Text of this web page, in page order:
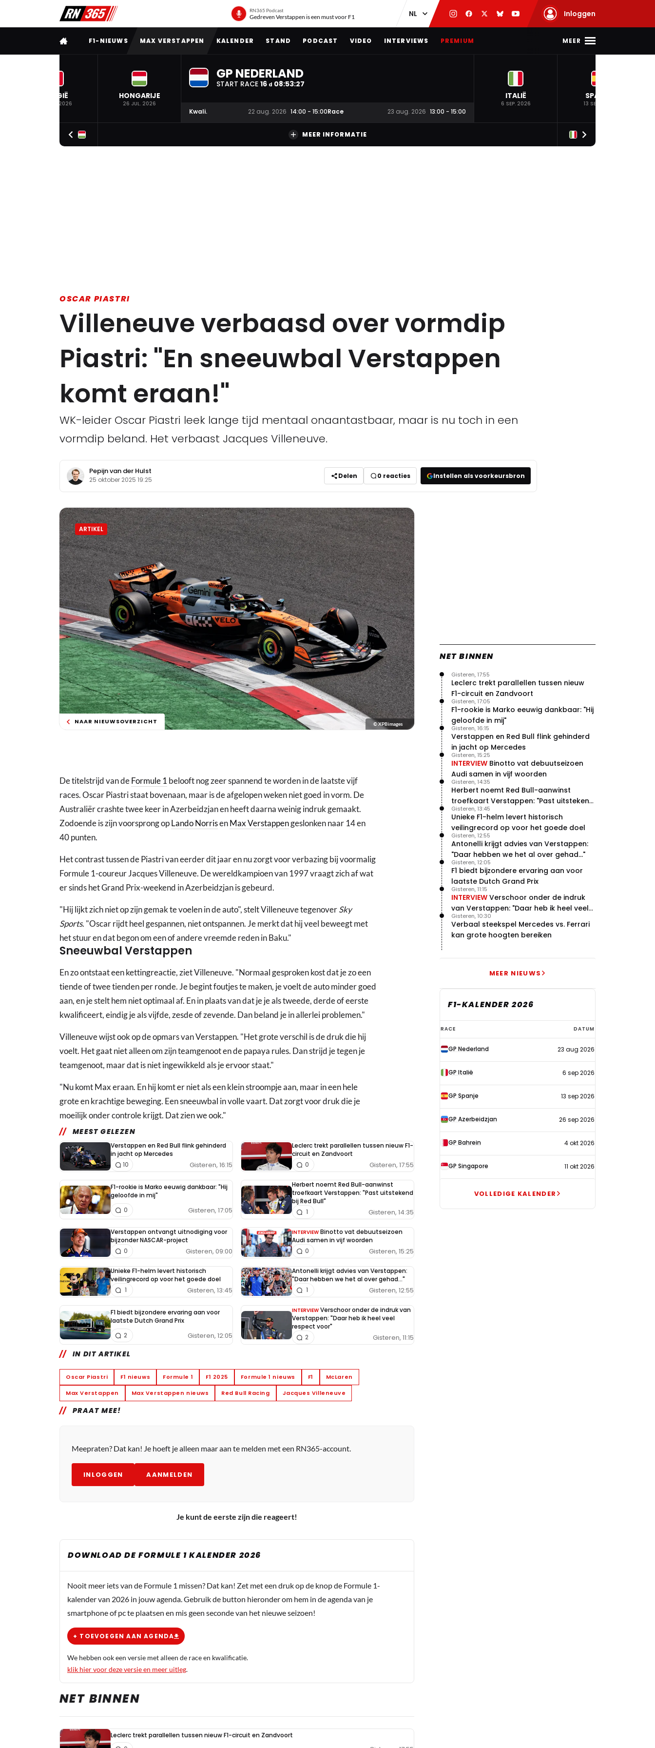
RN365 Podcast
Gedreven Verstappen is een must voor F1 Inloggen
VOLLEDIG MENU
F1-NIEUWS MAX VERSTAPPEN KALENDER STAND PODCAST VIDEO INTERVIEWS PREMIUM MEER
BELGIË
19 JUL. 2026
HONGARIJE
26 JUL. 2026
GP NEDERLAND
START RACE 16 d 08:53:26
Kwali. 22 aug. 2026 14:00 - 15:00Race 23 aug. 2026 13:00 - 15:00
ITALIË
6 SEP. 2026
SPANJE
13 SEP. 2026
MEER INFORMATIE
OSCAR PIASTRI
Villeneuve verbaasd over vormdip
Piastri: "En sneeuwbal Verstappen
komt eraan!"
WK-leider Oscar Piastri leek lange tijd mentaal onaantastbaar, maar is nu toch in een
vormdip beland. Het verbaast Jacques Villeneuve.
Pepijn van der Hulst
25 oktober 2025 19:25 Delen 0 reacties Instellen als voorkeursbron
ARTIKEL
NAAR NIEUWSOVERZICHT © XPBimages
De titelstrijd van deFormule 1 belooft nog zeer spannend te worden in de laatste vijf
races. Oscar Piastri staat bovenaan, maar is de afgelopen weken niet goed in vorm. De
Australiër crashte twee keer in Azerbeidzjan en heeft daarna weinig indruk gemaakt.
Zodoende is zijn voorsprong opLando NorrisenMax Verstappengeslonken naar 14 en
40 punten.
Het contrast tussen de Piastri van eerder dit jaar en nu zorgt voor verbazing bij voormalig
Formule 1-coureur Jacques Villeneuve. De wereldkampioen van 1997 vraagt zich af wat
er sinds het Grand Prix-weekend in Azerbeidzjan is gebeurd.
"Hij lijkt zich niet op zijn gemak te voelen in de auto", stelt Villeneuve tegenoverSky
Sports. "Oscar rijdt heel gespannen, niet ontspannen. Je merkt dat hij veel beweegt met
het stuur en dat begon om een of andere vreemde reden in Baku."
Sneeuwbal Verstappen
En zo ontstaat een kettingreactie, ziet Villeneuve. "Normaal gesproken kost dat je zo een
tiende of twee tienden per ronde. Je begint foutjes te maken, je voelt de auto minder goed
aan, en je stelt hem niet optimaal af. En in plaats van dat je je als tweede, derde of eerste
kwalificeert, eindig je als vijfde, zesde of zevende. Dan beland je in allerlei problemen."
Villeneuve wijst ook op de opmars van Verstappen. "Het grote verschil is de druk die hij
voelt. Het gaat niet alleen om zijn teamgenoot en de papaya rules. Dan strijd je tegen je
teamgenoot, maar dat is niet ingewikkeld als je ervoor staat."
"Nu komt Max eraan. En hij komt er niet als een klein stroompje aan, maar in een hele
grote en krachtige beweging. Een sneeuwbal in volle vaart. Dat zorgt voor druk die je
moeilijk onder controle krijgt. Dat zien we ook."
MEEST GELEZEN
Verstappen en Red Bull flink gehinderd
in jacht op Mercedes
Gisteren, 16:15
10
Leclerc trekt parallellen tussen nieuw F1-
circuit en Zandvoort
Gisteren, 17:55
0
F1-rookie is Marko eeuwig dankbaar: "Hij
geloofde in mij"
Gisteren, 17:05
0
Herbert noemt Red Bull-aanwinst
troefkaart Verstappen: "Past uitstekend
bij Red Bull"
Gisteren, 14:35
1
Verstappen ontvangt uitnodiging voor
bijzonder NASCAR-project
Gisteren, 09:00
0
INTERVIEW Binotto vat debuutseizoen
Audi samen in vijf woorden
Gisteren, 15:25
0
Unieke F1-helm levert historisch
veilingrecord op voor het goede doel
Gisteren, 13:45
1
Antonelli krijgt advies van Verstappen:
"Daar hebben we het al over gehad..."
Gisteren, 12:55
1
F1 biedt bijzondere ervaring aan voor
laatste Dutch Grand Prix
Gisteren, 12:05
2
INTERVIEW Verschoor onder de indruk van
Verstappen: "Daar heb ik heel veel
respect voor"
Gisteren, 11:15
2
IN DIT ARTIKEL
Oscar Piastri F1 nieuws Formule 1 F1 2025 Formule 1 nieuws F1 McLaren
Max Verstappen Max Verstappen nieuws Red Bull Racing Jacques Villeneuve
PRAAT MEE!
Meepraten? Dat kan! Je hoeft je alleen maar aan te melden met een RN365-account.
INLOGGEN AANMELDEN
Je kunt de eerste zijn die reageert!
DOWNLOAD DE FORMULE 1 KALENDER 2026
Nooit meer iets van de Formule 1 missen? Dat kan! Zet met een druk op de knop de Formule 1-
kalender van 2026 in jouw agenda. Gebruik de button hieronder om hem in de agenda van je
smartphone of pc te plaatsen en mis geen seconde van het nieuwe seizoen!
+ TOEVOEGEN AAN AGENDA
We hebben ook een versie met alleen de race en kwalificatie.
klik hier voor deze versie en meer uitleg.
NET BINNEN
Leclerc trekt parallellen tussen nieuw F1-circuit en Zandvoort
NET BINNEN
Leclerc trekt parallellen tussen nieuw
F1-circuit en Zandvoort
Gisteren, 17:55
F1-rookie is Marko eeuwig dankbaar: "Hij
geloofde in mij"
Gisteren, 17:05
Verstappen en Red Bull flink gehinderd
in jacht op Mercedes
Gisteren, 16:15
INTERVIEW Binotto vat debuutseizoen
Audi samen in vijf woorden
Gisteren, 15:25
Herbert noemt Red Bull-aanwinst
troefkaart Verstappen: "Past uitstekend
bij Red Bull"
Gisteren, 14:35
Unieke F1-helm levert historisch
veilingrecord op voor het goede doel
Gisteren, 13:45
Antonelli krijgt advies van Verstappen:
"Daar hebben we het al over gehad..."
Gisteren, 12:55
F1 biedt bijzondere ervaring aan voor
laatste Dutch Grand Prix
Gisteren, 12:05
INTERVIEW Verschoor onder de indruk
van Verstappen: "Daar heb ik heel veel
respect voor"
Gisteren, 11:15
Verbaal steekspel Mercedes vs. Ferrari
kan grote hoogten bereiken
Gisteren, 10:30
MEER NIEUWS
F1-KALENDER 2026
F1-
kalender
2026
RACE DATUM
GP Nederland 23 aug 2026
GP Italië 6 sep 2026
GP Spanje 13 sep 2026
GP Azerbeidzjan 26 sep 2026
GP Bahrein 4 okt 2026
GP Singapore 11 okt 2026
VOLLEDIGE KALENDER